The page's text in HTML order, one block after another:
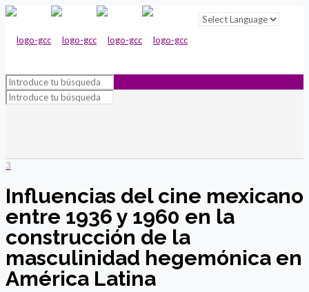
3
Influencias del cine mexicano
entre 1936 y 1960 en la
construcción de la
masculinidad hegemónica en
América Latina